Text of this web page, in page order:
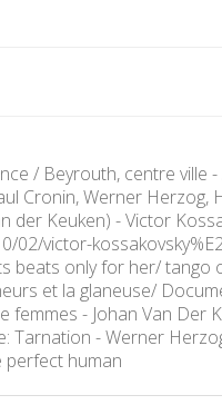
/ Beyrouth, centre ville
Cronin, Werner Herzog,
Keuken) - Victor
02/victor-
beats only for her/ tango
et la glaneuse/
- Johan Van Der
Tarnation - Werner
perfect human